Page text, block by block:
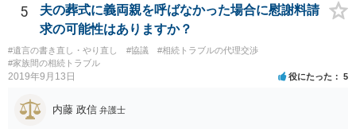
弁護士費用としてかかります。 ・亡くなった際に、法務局に預けた自
筆証書遺言の存在を親族がなかったものにされる可能性 ⇒自筆の遺言
書を法務局に保管した場合、死亡後、法務局に遺言書の有無を照会す
ることになりますので、「法務局に預けた自筆証書遺言の存在を親族
がなかったもの」にすることはできません。 存在をなかったものにす
がありえますが、その予防方法は、遺言者と面談してみないと判断が
難しいです。
5
夫の葬式に義両親を呼ばなかった場合に慰謝料請
求の可能性はありますか？
#遺言の書き直し・やり直し #協議
#相続トラブルの代理交渉
#家族間の相続トラブル
2019年9月13日 役にたった 5
内藤 政信 弁護士